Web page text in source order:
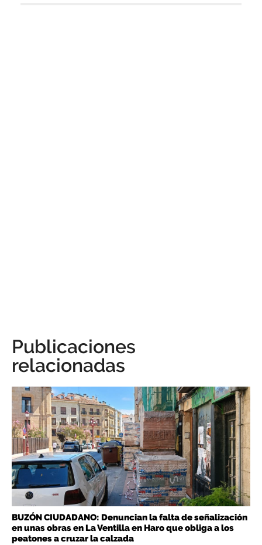
Publicaciones
relacionadas
BUZÓN CIUDADANO: Denuncian la falta de señalización
en unas obras en La Ventilla en Haro que obliga a los
peatones a cruzar la calzada